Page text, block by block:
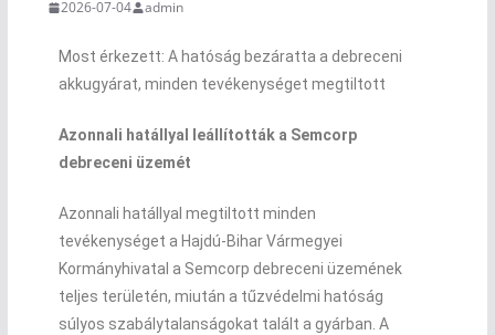
2026-07-04 admin
Most érkezett: A hatóság bezáratta a debreceni
akkugyárat, minden tevékenységet megtiltott
Azonnali hatállyal leállították a Semcorp
debreceni üzemét
Azonnali hatállyal megtiltott minden
tevékenységet a Hajdú-Bihar Vármegyei
Kormányhivatal a Semcorp debreceni üzemének
teljes területén, miután a tűzvédelmi hatóság
súlyos szabálytalanságokat talált a gyárban. A